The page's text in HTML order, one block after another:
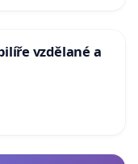
vzdělané a